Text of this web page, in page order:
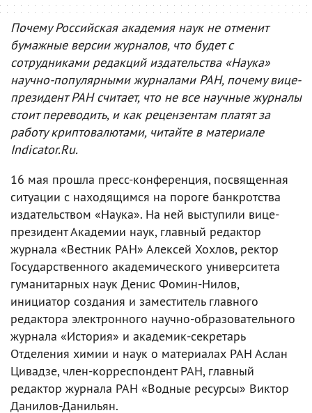
Почему Российская академия наук не отменит
бумажные версии журналов, что будет с
сотрудниками редакций издательства «Наука»
научно-популярными журналами РАН, почему вице-
президент РАН считает, что не все научные журналы
стоит переводить, и как рецензентам платят за
работу криптовалютами, читайте в материале
Indicator.Ru.
16 мая прошла пресс-конференция, посвященная
ситуации с находящимся на пороге банкротства
издательством «Наука». На ней выступили вице-
президент Академии наук, главный редактор
журнала «Вестник РАН» Алексей Хохлов, ректор
Государственного академического университета
гуманитарных наук Денис Фомин-Нилов,
инициатор создания и заместитель главного
редактора электронного научно-образовательного
журнала «История» и академик-секретарь
Отделения химии и наук о материалах РАН Аслан
Цивадзе, член-корреспондент РАН, главный
редактор журнала РАН «Водные ресурсы» Виктор
Данилов-Данильян.